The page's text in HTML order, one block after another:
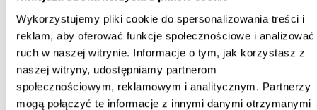
Wykorzystujemy pliki cookie do spersonalizowania treści i
reklam, aby oferować funkcje społecznościowe i analizować
ruch w naszej witrynie. Informacje o tym, jak korzystasz z
naszej witryny, udostępniamy partnerom
społecznościowym, reklamowym i analitycznym. Partnerzy
mogą połączyć te informacje z innymi danymi otrzymanymi
Kolor frontów:
biały
Ilość półek:
3-półki